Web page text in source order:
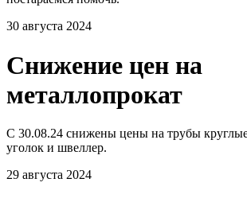
30 августа 2024
Снижение цен на
металлопрокат
С 30.08.24 снижены цены на трубы
уголок и швеллер.
29 августа 2024